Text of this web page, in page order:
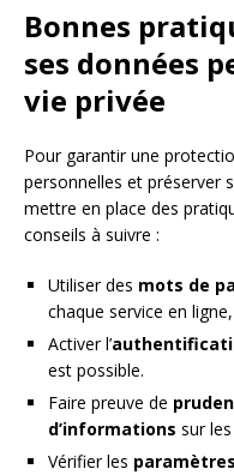
Bonnes
ses données
vie privée
Pour garantir une
personnelles et préserver
mettre en place des
conseils à suivre :
Utiliser des mots de
chaque service en
Activer l’
est possible.
Faire preuve de
d’informations sur
Vérifier les